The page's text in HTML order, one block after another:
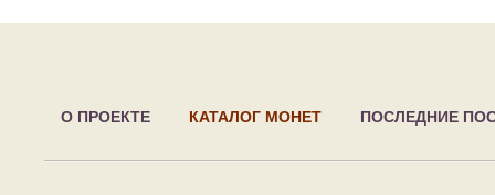
О ПРОЕКТЕ КАТАЛОГ МОНЕТ ПОСЛЕДНИЕ